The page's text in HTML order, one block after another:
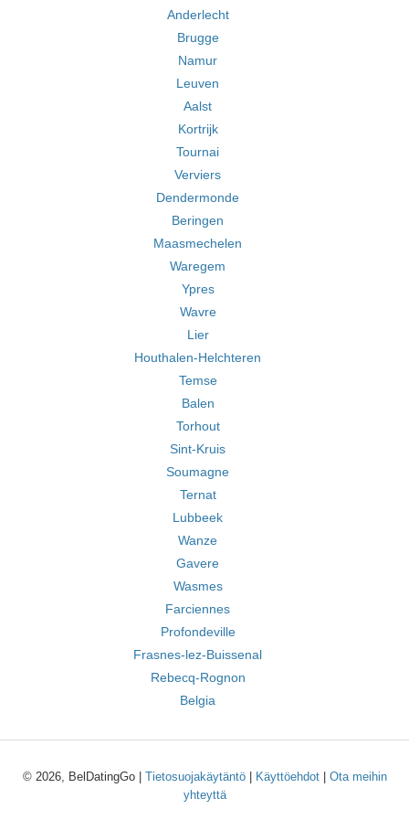
Anderlecht
Brugge
Namur
Leuven
Aalst
Kortrijk
Tournai
Verviers
Dendermonde
Beringen
Maasmechelen
Waregem
Ypres
Wavre
Lier
Houthalen-Helchteren
Temse
Balen
Torhout
Sint-Kruis
Soumagne
Ternat
Lubbeek
Wanze
Gavere
Wasmes
Farciennes
Profondeville
Frasnes-lez-Buissenal
Rebecq-Rognon
Belgia
© 2026, BelDatingGo | Tietosuojakäytäntö| Käyttöehdot| Ota meihin
yhteyttä